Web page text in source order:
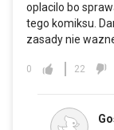
oplacilo bo
tego komiksu.
zasady nie
0 22